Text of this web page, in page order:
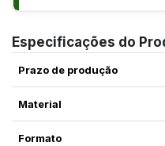
Especificações do
Prazo de produção
Material
Formato